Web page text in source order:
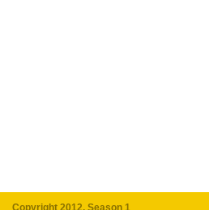
Copyright 2012, Season 1